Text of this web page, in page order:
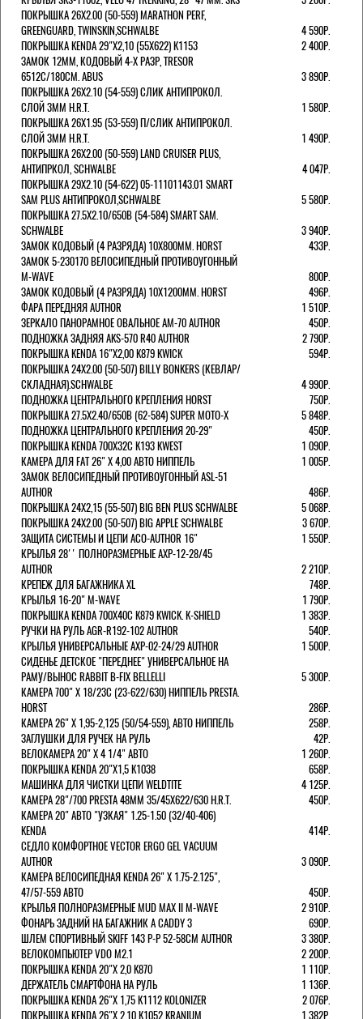
ПОКРЫШКА 26X2.00 (50-559) MARATHON PERF,
GREENGUARD, TWINSKIN,SCHWALBE
4 590Р.
ПОКРЫШКА KENDA 29"Х2,10 (55X622) K1153
2 400Р.
ЗАМОК 12ММ, КОДОВЫЙ 4-Х РАЗР, TRESOR
6512C/180СМ. ABUS
3 890Р.
ПОКРЫШКА 26X2.10 (54-559) СЛИК АНТИПРОКОЛ.
СЛОЙ 3ММ H.R.T.
1 580Р.
ПОКРЫШКА 26X1.95 (53-559) П/СЛИК АНТИПРОКОЛ.
СЛОЙ 3ММ H.R.T.
1 490Р.
ПОКРЫШКА 26X2.00 (50-559) LAND CRUISER PLUS,
АНТИПРКОЛ, SCHWALBE
4 047Р.
ПОКРЫШКА 29X2.10 (54-622) 05-11101143.01 SMART
SAM PLUS АНТИПРОКОЛ,SCHWALBE
5 580Р.
ПОКРЫШКА 27.5X2.10/650B (54-584) SMART SAM.
SCHWALBE
3 940Р.
ЗАМОК КОДОВЫЙ (4 РАЗРЯДА) 10Х800ММ. HORST
433Р.
ЗАМОК 5-230170 ВЕЛОСИПЕДНЫЙ ПРОТИВОУГОННЫЙ
M-WAVE
800Р.
ЗАМОК КОДОВЫЙ (4 РАЗРЯДА) 10Х1200ММ. HORST
496Р.
ФАРА ПЕРЕДНЯЯ AUTHOR
1 510Р.
ЗЕРКАЛО ПАНОРАМНОЕ ОВАЛЬНОЕ AM-70 AUTHOR
450Р.
ПОДНОЖКА ЗАДНЯЯ AKS-570 R40 AUTHOR
2 790Р.
ПОКРЫШКА KENDA 16"Х2,00 K879 KWICK
594Р.
ПОКРЫШКА 24X2.00 (50-507) BILLY BONKERS (КЕВЛАР/
СКЛАДНАЯ).SCHWALBE
4 990Р.
ПОДНОЖКА ЦЕНТРАЛЬНОГО КРЕПЛЕНИЯ HORST
750Р.
ПОКРЫШКА 27.5X2.40/650B (62-584) SUPER MOTO-X
5 848Р.
ПОДНОЖКА ЦЕНТРАЛЬНОГО КРЕПЛЕНИЯ 20-29"
450Р.
ПОКРЫШКА KENDA 700Х32С K193 KWEST
1 090Р.
КАМЕРА ДЛЯ FAT 26" X 4,00 АВТО НИППЕЛЬ
1 005Р.
ЗАМОК ВЕЛОСИПЕДНЫЙ ПРОТИВОУГОННЫЙ ASL-51
AUTHOR
486Р.
ПОКРЫШКА 24X2,15 (55-507) BIG BEN PLUS SCHWALBE
5 068Р.
ПОКРЫШКА 24X2.00 (50-507) BIG APPLE SCHWALBE
3 670Р.
ЗАЩИТА СИСТЕМЫ И ЦЕПИ ACO-AUTHOR 16"
1 550Р.
КРЫЛЬЯ 28'' ПОЛНОРАЗМЕРНЫЕ AXP-12-28/45
AUTHOR
2 210Р.
КРЕПЕЖ ДЛЯ БАГАЖНИКА XL
748Р.
КРЫЛЬЯ 16-20" M-WAVE
1 790Р.
ПОКРЫШКА KENDA 700Х40С K879 KWICK. K-SHIELD
1 383Р.
РУЧКИ НА РУЛЬ AGR-R192-102 AUTHOR
540Р.
КРЫЛЬЯ УНИВЕРСАЛЬНЫЕ AXP-02-24/29 AUTHOR
1 500Р.
СИДЕНЬЕ ДЕТСКОЕ "ПЕРЕДНЕЕ" УНИВЕРСАЛЬНОЕ НА
РАМУ/ВЫНОС RABBIT B-FIX BELLELLI
5 300Р.
КАМЕРА 700" Х 18/23C (23-622/630) НИППЕЛЬ PRESTA.
HORST
286Р.
КАМЕРА 26" X 1,95-2,125 (50/54-559), АВТО НИППЕЛЬ
258Р.
ЗАГЛУШКИ ДЛЯ РУЧЕК НА РУЛЬ
42Р.
ВЕЛОКАМЕРА 20" Х 4 1/4" АВТО
1 260Р.
ПОКРЫШКА KENDA 20"Х1,5 K1038
658Р.
МАШИНКА ДЛЯ ЧИСТКИ ЦЕПИ WELDTITE
4 125Р.
КАМЕРА 28"/700 PRESTA 48ММ 35/45Х622/630 H.R.T.
450Р.
КАМЕРА 20" АВТО "УЗКАЯ" 1.25-1.50 (32/40-406)
KENDA
414Р.
СЕДЛО КОМФОРТНОЕ VECTOR ERGO GEL VACUUM
AUTHOR
3 090Р.
КАМЕРА ВЕЛОСИПЕДНАЯ KENDA 26" Х 1.75-2.125",
47/57-559 АВТО
450Р.
КРЫЛЬЯ ПОЛНОРАЗМЕРНЫЕ MUD MAX II M-WAVE
2 910Р.
ФОНАРЬ ЗАДНИЙ НА БАГАЖНИК A CADDY 3
690Р.
ШЛЕМ СПОРТИВНЫЙ SKIFF 143 Р-Р 52-58СМ AUTHOR
3 380Р.
ВЕЛОКОМПЬЮТЕР VDO M2.1
2 200Р.
ПОКРЫШКА KENDA 20"Х 2,0 K870
1 110Р.
ДЕРЖАТЕЛЬ СМАРТФОНА НА РУЛЬ
1 136Р.
ПОКРЫШКА KENDA 26"Х 1,75 K1112 KOLONIZER
2 076Р.
ПОКРЫШКА KENDA 26"Х 2,10 K1052 KRANIUM
1 382Р.